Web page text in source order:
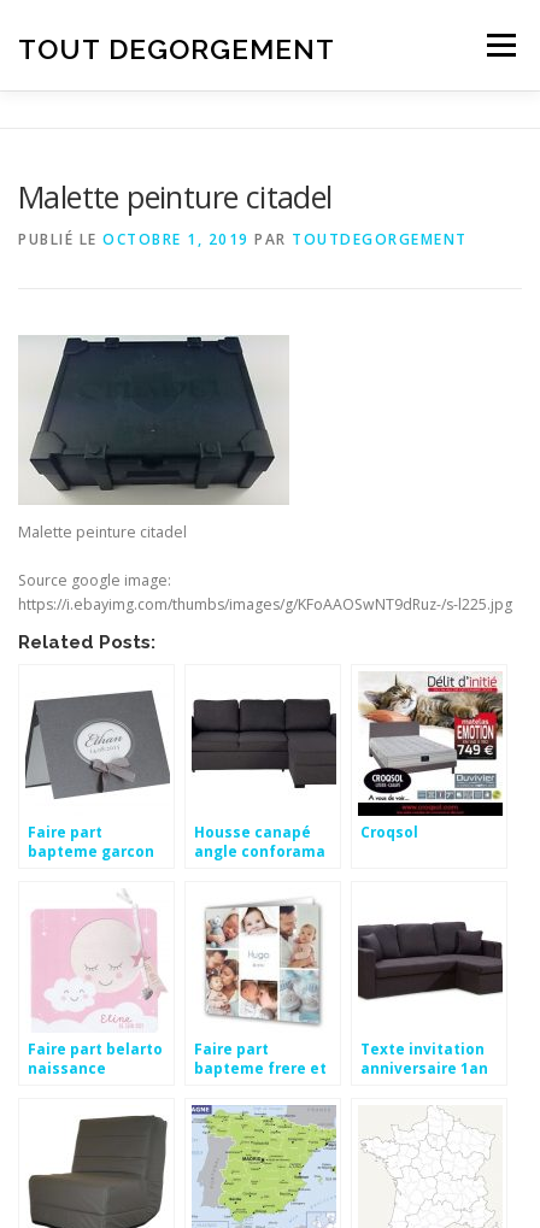
TOUT DEGORGEMENT Menu
Malette peinture citadel
PUBLIÉ LE OCTOBRE 1, 2019 PAR TOUTDEGORGEMENT
Malette peinture citadel
Source google image:
https://i.ebayimg.com/thumbs/images/g/KFoAAOSwNT9dRuz-/s-l225.jpg
Related Posts:
Faire part
bapteme garcon
Housse canapé
angle conforama
Croqsol
Faire part belarto
naissance
Faire part
bapteme frere et
Texte invitation
anniversaire 1an